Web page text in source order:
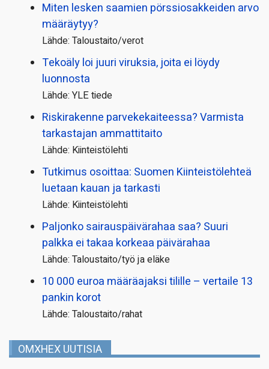
Miten lesken saamien pörssi­osakkeiden arvo
määräytyy?
Lähde: Taloustaito/verot
Tekoäly loi juuri viruksia, joita ei löydy
luonnosta
Lähde: YLE tiede
Riskirakenne parvekekaiteessa? Varmista
tarkastajan ammattitaito
Lähde: Kiinteistölehti
Tutkimus osoittaa: Suomen Kiinteistölehteä
luetaan kauan ja tarkasti
Lähde: Kiinteistölehti
Paljonko sairauspäivä­rahaa saa? Suuri
palkka ei takaa korkeaa päivärahaa
Lähde: Taloustaito/työ ja eläke
10 000 euroa määräajaksi tilille – vertaile 13
pankin korot
Lähde: Taloustaito/rahat
OMXHEX UUTISIA